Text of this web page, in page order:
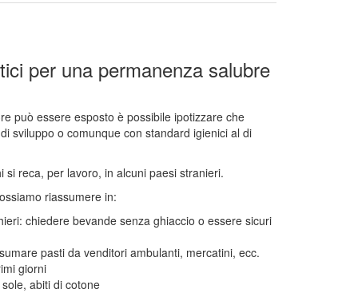
per una permanenza salubre
può essere esposto è possibile ipotizzare che
sviluppo o comunque con standard igienici al di
reca, per lavoro, in alcuni paesi stranieri.
riassumere in:
chiedere bevande senza ghiaccio o essere sicuri
pasti da venditori ambulanti, mercatini, ecc.
giorni
abiti di cotone